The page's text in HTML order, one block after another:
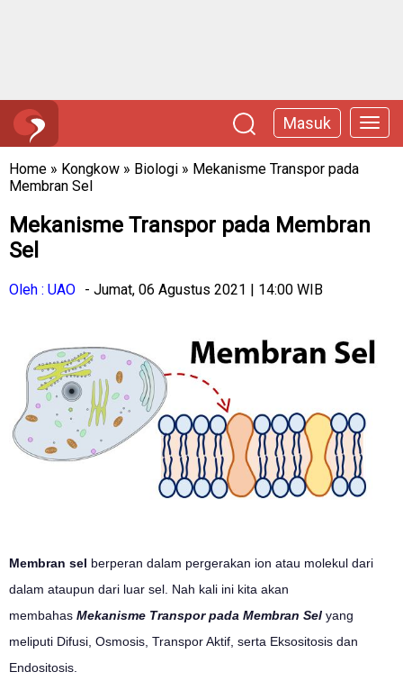
Masuk
Home » Kongkow » Biologi » Mekanisme Transpor pada
Membran Sel
Mekanisme Transpor pada Membran
Sel
Oleh : UAO - Jumat, 06 Agustus 2021 | 14:00 WIB
Membran sel berperan dalam pergerakan ion atau molekul dari
dalam ataupun dari luar sel. Nah kali ini kita akan
membahas Mekanisme Transpor pada Membran Sel yang
meliputi Difusi, Osmosis, Transpor Aktif, serta Eksositosis dan
Endositosis.